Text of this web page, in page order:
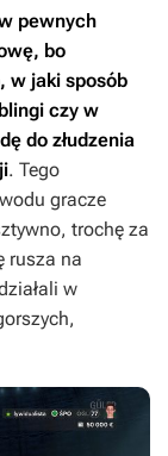
pewnych
bo
w jaki sposób
czy w
do złudzenia
. Tego
gracze
trochę za
rusza na
w